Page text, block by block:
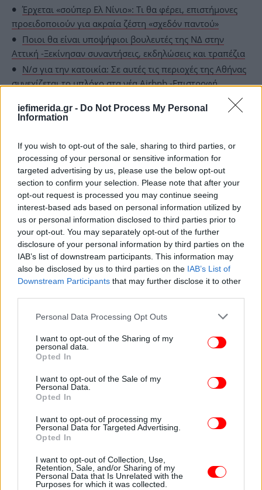
iefimerida.gr - Do Not Process My Personal
Information
If you wish to opt-out of the sale, sharing to third parties, or
processing of your personal or sensitive information for
targeted advertising by us, please use the below opt-out
section to confirm your selection. Please note that after your
opt-out request is processed you may continue seeing
interest-based ads based on personal information utilized by
us or personal information disclosed to third parties prior to
your opt-out. You may separately opt-out of the further
disclosure of your personal information by third parties on the
IAB’s list of downstream participants. This information may
also be disclosed by us to third parties on the IAB’s List of
Downstream Participants that may further disclose it to other
Please note that this website/app uses one or more Google
not limited to your visit or usage behaviour. You may click to
grant or deny consent to Google and its third-party tags to
use your data for below specified purposes in below Google
consent section.
Personal Data Processing Opt Outs
I want to opt-out of the Sharing of my
personal data.
Opted In
I want to opt-out of the Sale of my
Personal Data.
Opted In
I want to opt-out of processing my
Personal Data for Targeted Advertising.
Opted In
I want to opt-out of Collection, Use,
Retention, Sale, and/or Sharing of my
Personal Data that Is Unrelated with the
Purposes for which it was collected.
Έρχεται «σούπερ Ελ Νίνιο»: Τι θα φέρει, επιστήμονες
προειδοποιούν για ακραία ζέστη «σχεδόν παντού»
Ποιοι θα είναι υποψήφιοι βουλευτές της ΝΔ στην
Αττική -Ξεκίνησαν συναντήσεις, εκδηλώσεις και τραπέζια
Ν/σ για την κατοικία: Σε αυτές τις περιοχές της Αθήνας
συνεχίζεται το μπλόκο στα νέα Airbnb -Επιστροφή
ΠΕΡΙΣΣΟΤΕΡΑ ΒΙΝΤΕΟ
πρώτοι όλες τις ειδήσεις
Δείτε όλες τις τελευταίεςΕιδήσειςαπό την Ελλάδα και τον Κόσμο,